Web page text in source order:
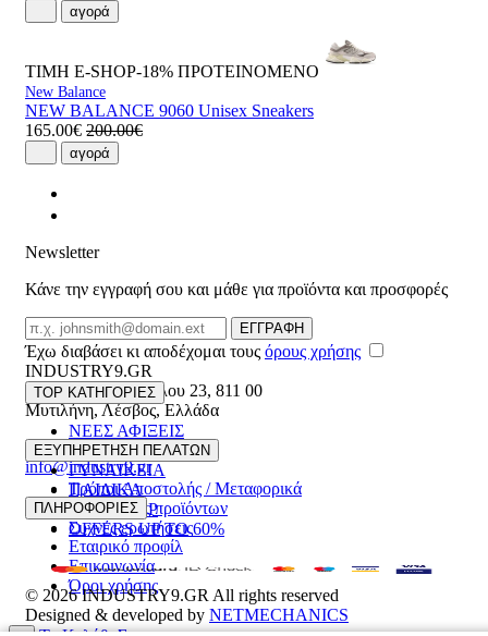
αγορά
ΤΙΜΗ E-SHOP-18% ΠΡΟΤΕΙΝΟΜΕΝΟ
New Balance
NEW BALANCE 9060 Unisex Sneakers
165.00€ 200.00€
αγορά
Newsletter
Κάνε την εγγραφή σου και μάθε για προϊόντα και προσφορές
Email
ΕΓΓΡΑΦΗ
Έχω διαβάσει κι αποδέχομαι τους όρους χρήσης
INDUSTRY9.GR
Ελευθέριου Βενιζέλου 23, 811 00
Μυτιλήνη,Λέσβος,Ελλάδα
22510 55629
info@industry9.gr
TOP ΚΑΤΗΓΟΡΙΕΣ
ΝΕΕΣ ΑΦΙΞΕΙΣ
ΑΝΔΡΙΚΑ
ΓΥΝΑΙΚΕΙΑ
ΠΑΙΔΙΚΑ
ΑΞΕΣΟΥΑΡ
OFFERS UP TO 60%
ΕΞΥΠΗΡΕΤΗΣΗ ΠΕΛΑΤΩΝ
Τρόποι Αποστολής / Μεταφορικά
Επιστροφές προϊόντων
Συχνές ερωτήσεις
ΠΛΗΡΟΦΟΡΙΕΣ
Εταιρικό προφίλ
Επικοινωνία
Όροι χρήσης
© 2026INDUSTRY9.GR All rights reserved
Designed & developed by NETMECHANICS